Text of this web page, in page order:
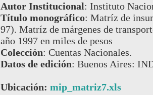
Autor Institucional: Instituto
Título monográfico: Matríz de
97). Matríz de márgenes de
año 1997 en miles de pesos
Colección: Cuentas Nacionales.
Datos de edición: Buenos Aires:
Ubicación: mip_matriz7.xls